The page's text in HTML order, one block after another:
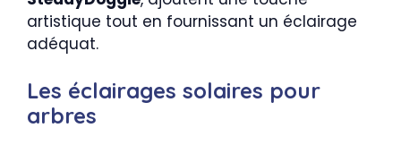
artistique tout en fournissant un éclairage
adéquat.
Les éclairages solaires pour
arbres